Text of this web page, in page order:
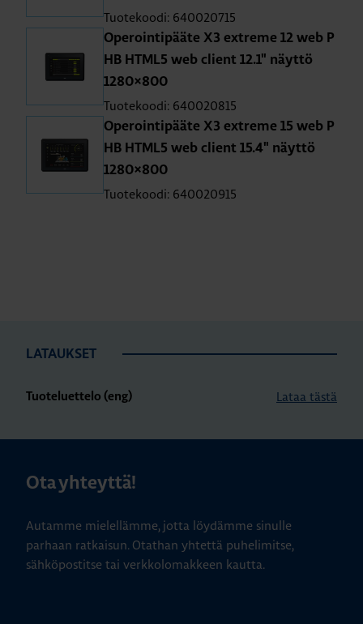
Tuotekoodi: 640020715
Operointipääte X3 extreme 12 web P
HB HTML5 web client 12.1" näyttö
1280×800
Tuotekoodi: 640020815
Operointipääte X3 extreme 15 web P
HB HTML5 web client 15.4" näyttö
1280×800
Tuotekoodi: 640020915
LATAUKSET
Tuoteluettelo (eng) Lataa tästä
Ota yhteyttä!
Autamme mielellämme, jotta löydämme sinulle
parhaan ratkaisun. Otathan yhtettä puhelimitse,
sähköpostitse tai verkkolomakkeen kautta.